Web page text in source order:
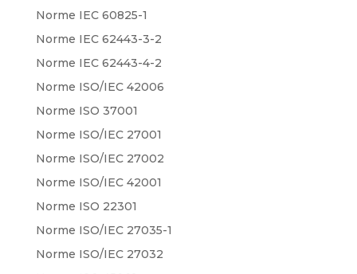
Norme IEC 60825-1
Norme IEC 62443-3-2
Norme IEC 62443-4-2
Norme ISO/IEC 42006
Norme ISO 37001
Norme ISO/IEC 27001
Norme ISO/IEC 27002
Norme ISO/IEC 42001
Norme ISO 22301
Norme ISO/IEC 27035-1
Norme ISO/IEC 27032